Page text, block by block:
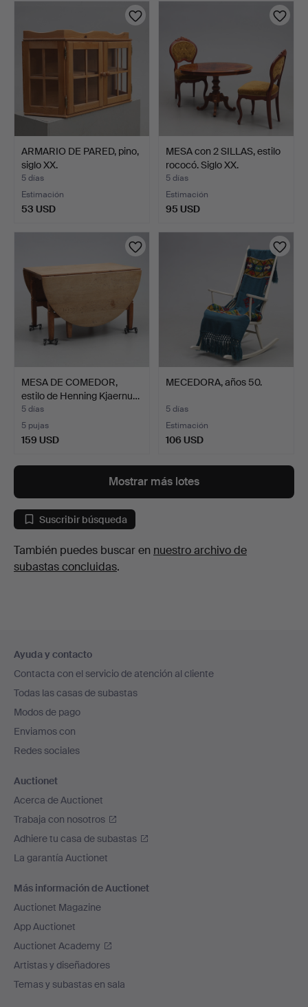
ARMARIO DE PARED, pino,
siglo XX.
5 días
Estimación
53 USD
MESA con 2 SILLAS, estilo
rococó. Siglo XX.
5 días
Estimación
95 USD
MESA DE COMEDOR,
estilo de Henning Kjaernu…
5 días
5 pujas
159 USD
MECEDORA, años 50.
5 días
Estimación
106 USD
Mostrar más lotes
Suscribir búsqueda
También puedes buscar en nuestro archivo de
subastas concluidas.
en
el
pie
de
página
Ayuda y contacto
Contacta con el servicio de atención al cliente
Todas las casas de subastas
Modos de pago
Enviamos con
Redes sociales
Auctionet
Acerca de Auctionet
Trabaja con nosotros
Adhiere tu casa de subastas
La garantía Auctionet
Más información de Auctionet
Auctionet Magazine
App Auctionet
Auctionet Academy
Artistas y diseñadores
Temas y subastas en sala